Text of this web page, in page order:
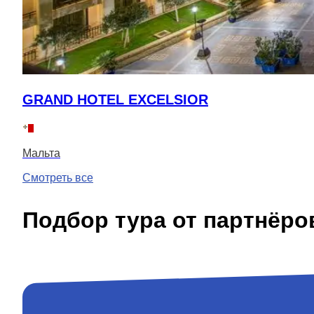
GRAND HOTEL EXCELSIOR
Мальта
Смотреть все
Подбор тура от